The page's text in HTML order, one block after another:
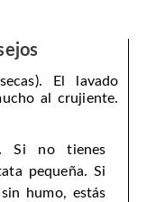
El lavado
al crujiente.
Si no tienes
pequeña. Si
humo, estás